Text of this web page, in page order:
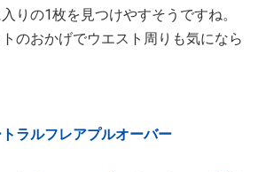
りの1枚を見つけやすそうですね。
のおかげでウエスト周りも気になら
ラルフレアプルオーバー